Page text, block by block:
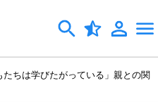
たちは学びたがっている」親との関